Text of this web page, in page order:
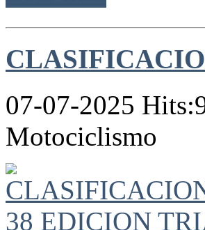
07-07-2025
Motociclismo